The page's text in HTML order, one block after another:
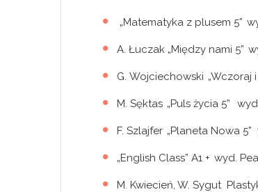
„Matematyka z plusem 5”
A. Łuczak „Między nami 5”
G. Wojciechowski „Wczoraj
M. Sęktas „Puls życia 5”
F. Szlajfer „Planeta Nowa
„English Class” A1 + wyd.
M. Kwiecień, W. Sygut